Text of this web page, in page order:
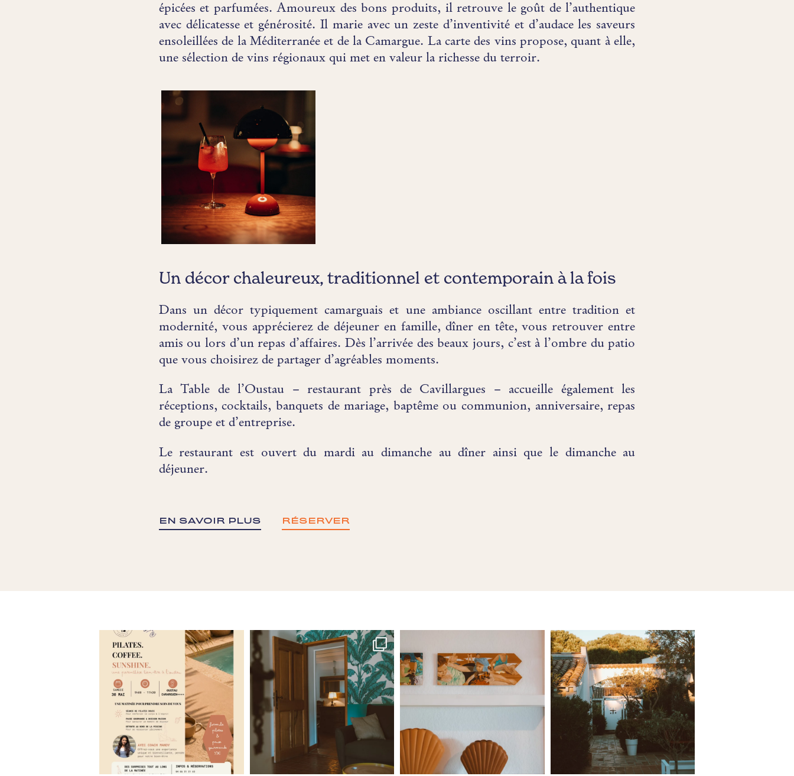
épicées et parfumées. Amoureux des bons produits, il retrouve le goût de l’authentique
avec délicatesse et générosité. Il marie avec un zeste d’inventivité et d’audace les saveurs
ensoleillées de la Méditerranée et de la Camargue. La carte des vins propose, quant à elle,
une sélection de vins régionaux qui met en valeur la richesse du terroir.
Un décor chaleureux, traditionnel et contemporain à la fois
Dans un décor typiquement camarguais et une ambiance oscillant entre tradition et
modernité, vous apprécierez de déjeuner en famille, dîner en tête, vous retrouver entre
amis ou lors d’un repas d’affaires. Dès l’arrivée des beaux jours, c’est à l’ombre du patio
que vous choisirez de partager d’agréables moments.
La Table de l’Oustau – restaurant près de Cavillargues – accueille également les
réceptions, cocktails, banquets de mariage, baptême ou communion, anniversaire, repas
de groupe et d’entreprise.
Le restaurant est ouvert du mardi au dimanche au dîner ainsi que le dimanche au
déjeuner.
EN SAVOIR PLUS RÉSERVER